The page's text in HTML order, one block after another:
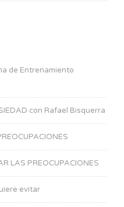
de Entrenamiento
con Rafael Bisquerra
LAS PREOCUPACIONES
evitar